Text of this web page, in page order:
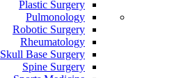
Plastic Surgery
Pulmonology
Robotic Surgery
Rheumatology
Skull Base Surgery
Spine Surgery